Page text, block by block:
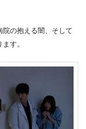
院の抱える闇、そして
す。